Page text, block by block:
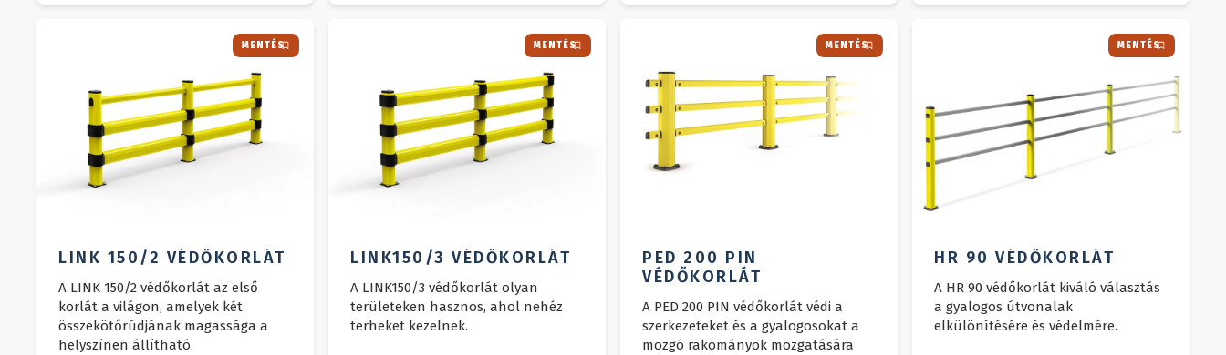
MENTÉS
LINK 150/2 VÉDŐKORLÁT
A LINK 150/2 védőkorlát az első
korlát a világon, amelyek két
összekötőrúdjának magassága a
helyszínen állítható.
MENTÉS
LINK150/3 VÉDŐKORLÁT
A LINK150/3 védőkorlát olyan
területeken hasznos, ahol nehéz
terheket kezelnek.
MENTÉS
PED 200 PIN
VÉDŐKORLÁT
A PED 200 PIN védőkorlát védi a
szerkezeteket és a gyalogosokat a
mozgó rakományok mozgatására
MENTÉS
HR 90 VÉDŐKORLÁT
A HR 90 védőkorlát kiváló választás
a gyalogos útvonalak
elkülönítésére és védelmére.